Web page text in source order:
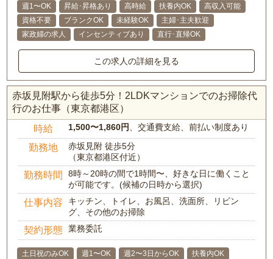
週1〜OK
昇給･昇格あり 高時給 扶養内OK
高収入可能
資格不要
ブランクOK 未経験OK
主婦･主夫歓迎
家政婦の求人
インセンティブあり 直行･直帰OK
この求人の詳細を見る
赤坂見附駅から徒歩5分！2LDKマンションでのお掃除代
行のお仕事（東京都港区）
時給 1,500〜1,860円、交通費支給、前払い制度あり
勤務地
赤坂見附 徒歩5分
（東京都港区付近）
勤務時間
8時～20時の間で1時間〜、好きな日に働くこと
が可能です。(候補の日時から選択)
仕事内容
キッチン、トイレ、お風呂、洗面所、リビン
グ、その他のお掃除
契約形態 業務委託
土日祝のみOK 週1〜OK 週2〜3日からOK
扶養内OK